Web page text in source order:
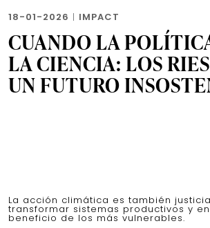
18-01-2026 | IMPACT
CUANDO LA
LA CIENCIA: LOS
UN FUTURO
La acción climática es también
transformar sistemas productivos y
beneficio de los más vulnerables.